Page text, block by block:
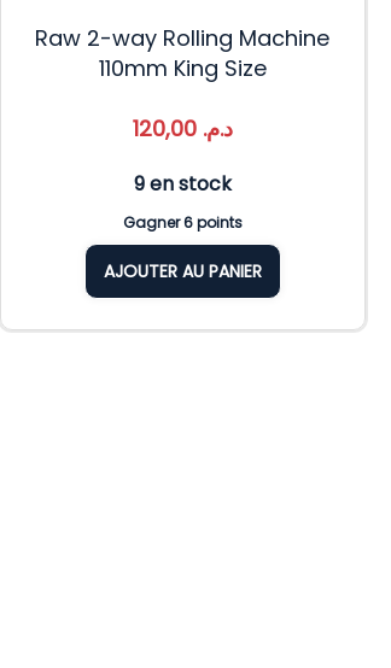
Raw 2-way Rolling Machine
110mm King Size
د.م. 120,00
9 en stock
Gagner 6 points
AJOUTER AU PANIER